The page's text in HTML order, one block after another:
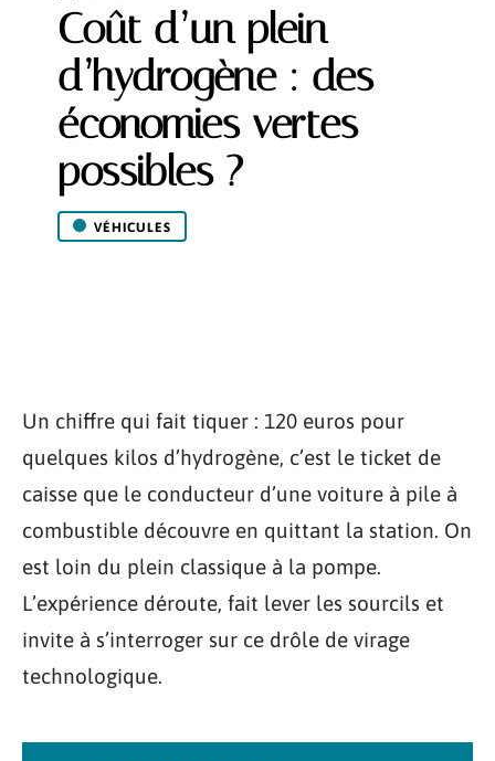
Coût d’un plein
d’hydrogène : des
économies vertes
possibles ?
VÉHICULES
Un chiffre qui fait tiquer : 120 euros pour
quelques kilos d’hydrogène, c’est le ticket de
caisse que le conducteur d’une voiture à pile à
combustible découvre en quittant la station. On
est loin du plein classique à la pompe.
L’expérience déroute, fait lever les sourcils et
invite à s’interroger sur ce drôle de virage
technologique.